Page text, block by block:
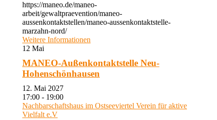
https://maneo.de/maneo-
arbeit/gewaltpraevention/maneo-
aussenkontaktstellen/maneo-aussenkontaktstelle-
marzahn-nord/
Weitere Informationen
12 Mai
MANEO-Außenkontaktstelle Neu-
Hohenschönhausen
12. Mai 2027
17:00 - 19:00
Nachbarschaftshaus im Ostseeviertel Verein für aktive
Vielfalt e.V